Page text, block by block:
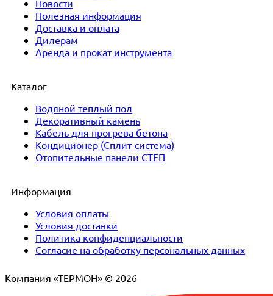
Новости
Полезная информация
Доставка и оплата
Дилерам
Аренда и прокат инструмента
Каталог
Водяной теплый пол
Декоративный камень
Кабель для прогрева бетона
Кондиционер (Сплит-система)
Отопительные панели СТЕП
Информация
Условия оплаты
Условия доставки
Политика конфиденциальности
Согласие на обработку персональных данных
Компания «ТЕРМОН» © 2026